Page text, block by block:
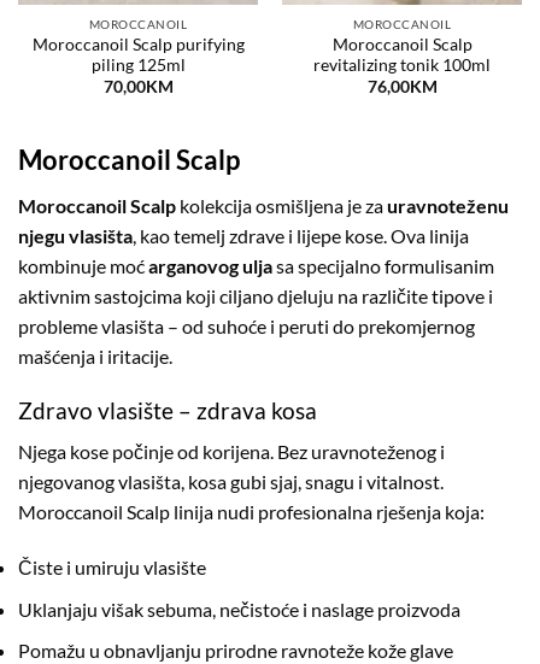
MOROCCANOIL
Moroccanoil Scalp purifying
piling 125ml
70,00KM
MOROCCANOIL
Moroccanoil Scalp
revitalizing tonik 100ml
76,00KM
Moroccanoil Scalp
Moroccanoil Scalp kolekcija osmišljena je zauravnoteženu
njegu vlasišta, kao temelj zdrave i lijepe kose. Ova linija
kombinuje moćarganovog uljasa specijalno formulisanim
aktivnim sastojcima koji ciljano djeluju na različite tipove i
probleme vlasišta – od suhoće i peruti do prekomjernog
mašćenja i iritacije.
Zdravo vlasište – zdrava kosa
Njega kose počinje od korijena. Bez uravnoteženog i
njegovanog vlasišta, kosa gubi sjaj, snagu i vitalnost.
Moroccanoil Scalp linija nudi profesionalna rješenja koja:
Čiste i umiruju vlasište
Uklanjaju višak sebuma, nečistoće i naslage proizvoda
Pomažu u obnavljanju prirodne ravnoteže kože glave